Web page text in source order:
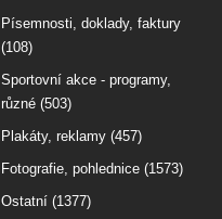
Písemnosti, doklady, faktury
(108)
Sportovní akce - programy,
různé (503)
Plakáty, reklamy (457)
Fotografie, pohlednice (1573)
Ostatní (1377)